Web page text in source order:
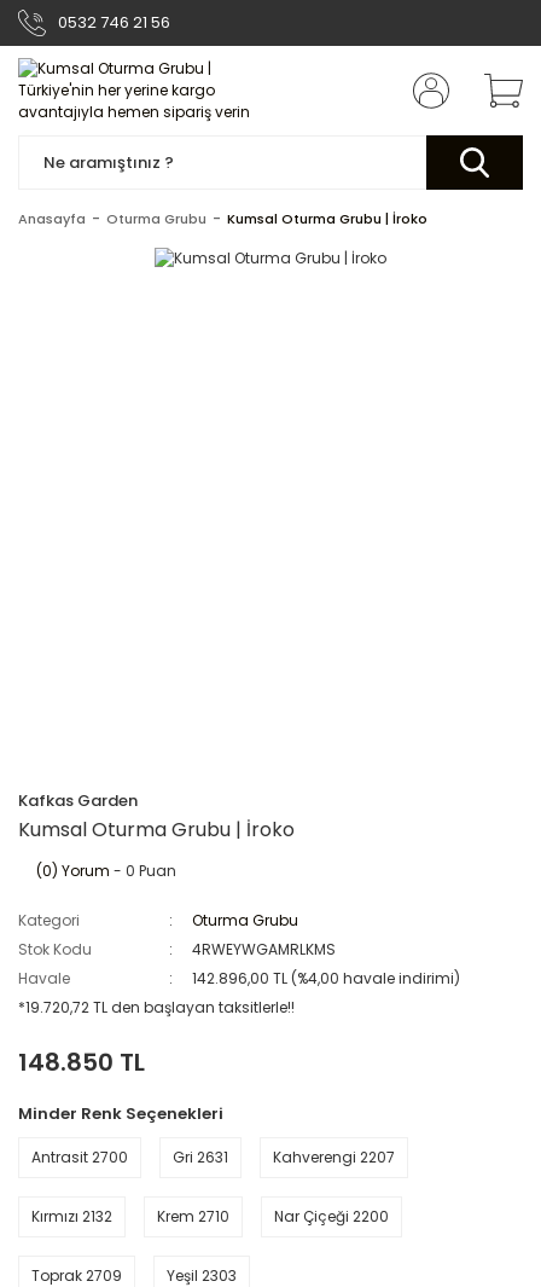
0532 746 21 56
Anasayfa Oturma Grubu Kumsal Oturma Grubu | İroko
Kafkas Garden
Kumsal Oturma Grubu | İroko
(0) Yorum - 0 Puan
Kategori
Oturma Grubu
Stok Kodu
4RWEYWGAMRLKMS
Havale
142.896,00 TL (%4,00 havale indirimi)
*19.720,72 TL den başlayan taksitlerle!!
148.850 TL
Minder Renk Seçenekleri
Antrasit 2700 Gri 2631 Kahverengi 2207
Kırmızı 2132 Krem 2710 Nar Çiçeği 2200
Toprak 2709 Yeşil 2303